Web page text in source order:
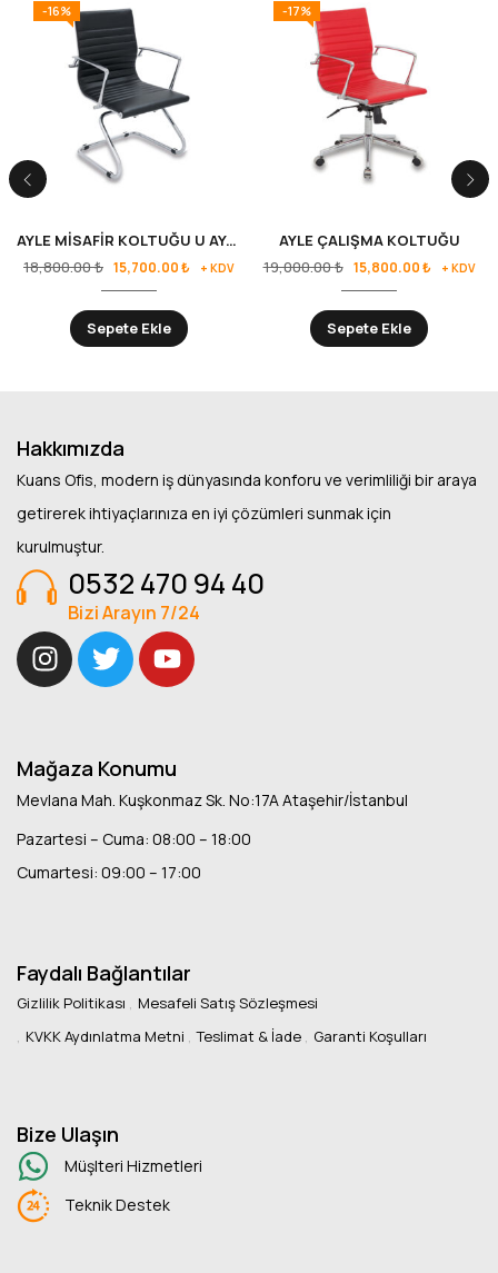
-16%
AYLE MİSAFİR KOLTUĞU U AYAK
18,800.00₺ 15,700.00₺ + KDV
Sepete Ekle
-17%
AYLE ÇALIŞMA KOLTUĞU
19,000.00₺ 15,800.00₺ + KDV
Sepete Ekle
Hakkımızda
Kuans Ofis, modern iş dünyasında konforu ve verimliliği bir araya
getirerek ihtiyaçlarınıza en iyi çözümleri sunmak için
kurulmuştur.
0532 470 94 40
Bizi Arayın 7/24
Mağaza Konumu
Mevlana Mah. Kuşkonmaz Sk. No:17A Ataşehir/İstanbul
Pazartesi – Cuma: 08:00 – 18:00
Cumartesi: 09:00 – 17:00
Faydalı Bağlantılar
Gizlilik Politikası
Mesafeli Satış Sözleşmesi
KVKK Aydınlatma Metni
Teslimat & İade Garanti Koşulları
Bize Ulaşın
Müşlteri Hizmetleri
Teknik Destek